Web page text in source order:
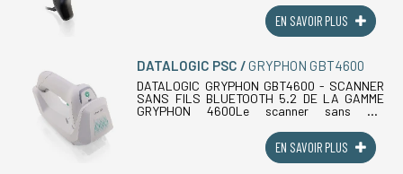
GD4620 est le modèle Haute Densité (HD) de
EN SAVOIR PLUS
DATALOGIC PSC GRYPHON GBT4600
DATALOGIC GRYPHON GBT4600 - SCANNER
SANS FILS BLUETOOTH 5.2 DE LA GAMME
GRYPHON 4600Le scanner sans fils
lecteur code barres sans fil de la gamme
EN SAVOIR PLUS